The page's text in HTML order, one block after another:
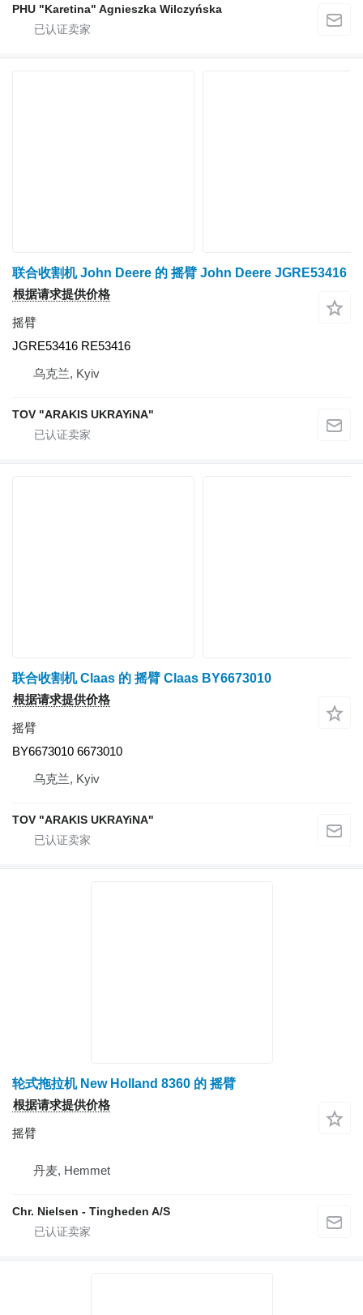
PHU "Karetina" Agnieszka Wilczyńska
联合收割机 John Deere 的 摇臂 John Deere JGRE53416
根据请求提供价格
摇臂
JGRE53416 RE53416
乌克兰, Kyiv
TOV "ARAKIS UKRAYiNA"
联合收割机 Claas 的 摇臂 Claas BY6673010
根据请求提供价格
摇臂
BY6673010 6673010
乌克兰, Kyiv
TOV "ARAKIS UKRAYiNA"
轮式拖拉机 New Holland 8360 的 摇臂
根据请求提供价格
摇臂
丹麦, Hemmet
Chr. Nielsen - Tingheden A/S